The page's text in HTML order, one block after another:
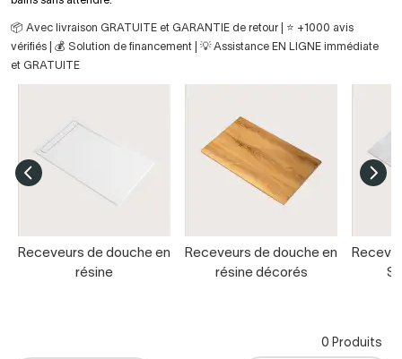
📦 Avec livraison GRATUITE et GARANTIE de retour | ⭐ +1000 avis
vérifiés | 💰 Solution de financement | 💡 Assistance EN LIGNE immédiate
et GRATUITE
Receveurs de douche en
résine
Receveurs de douche en
résine décorés
0 Produits